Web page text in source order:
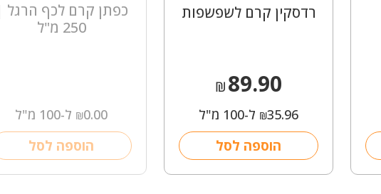
רדסקין קרם לשפשפות
₪89.90
₪35.96 ל-100 מ"ל
הוספה לסל
כפתן קרם לכף הרגל
250 מ"ל
₪0.00 ל-100 מ"ל
הוספה לסל